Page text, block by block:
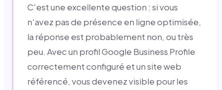
C'est une excellente question : si vous
n'avez pas de présence en ligne optimisée,
la réponse est probablement non, ou très
peu. Avec un profil Google Business Profile
correctement configuré et un site web
référencé, vous devenez visible pour les